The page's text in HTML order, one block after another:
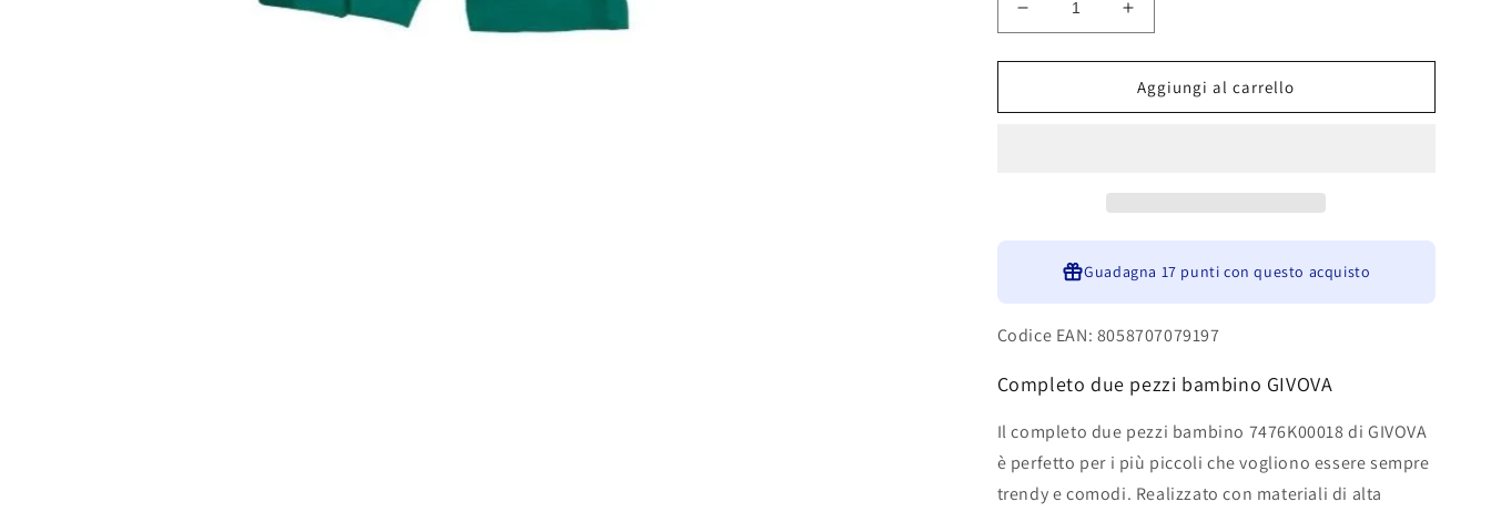
Diminuisci
quantità
per
due
Aumenta
quantità
per
Completo
due
Aggiungi al carrello
Guadagna 17 punti con questo acquisto
Codice EAN: 8058707079197
Completo due pezzi bambino GIVOVA
Il completo due pezzi bambino 7476K00018 di GIVOVA
è perfetto per i più piccoli che vogliono essere sempre
trendy e comodi. Realizzato con materiali di alta